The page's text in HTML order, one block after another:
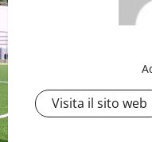
Visita il sito web